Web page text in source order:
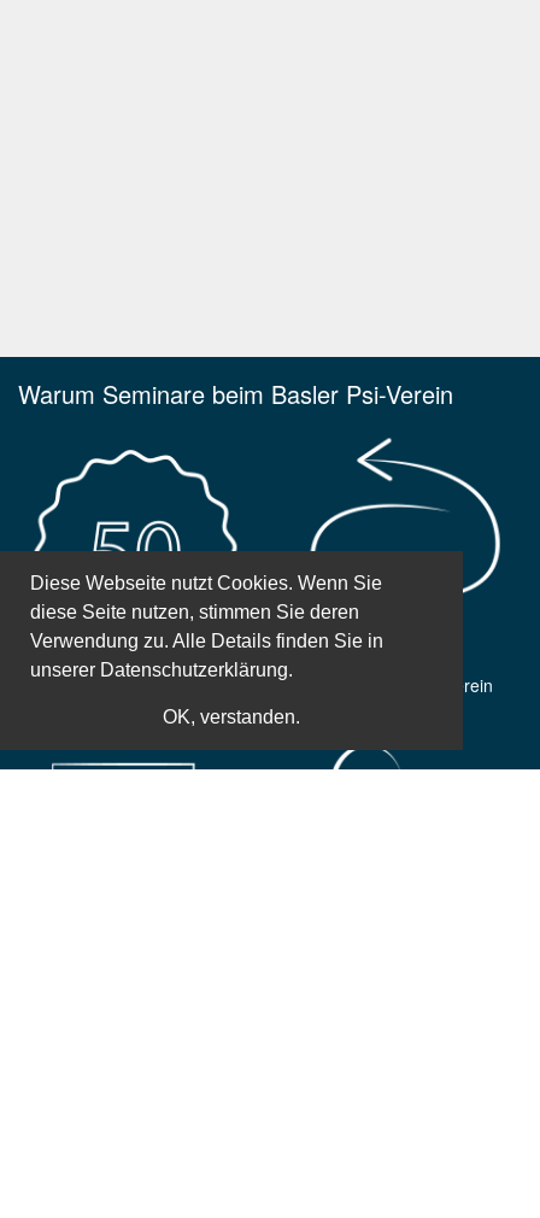
Diese Webseite nutzt Cookies. Wenn Sie
diese Seite nutzen, stimmen Sie deren
Verwendung zu. Alle Details finden Sie in
unserer Datenschutzerklärung.
OK, verstanden.
Warum Seminare beim Basler Psi-Verein
Gemeinnütziger Verein